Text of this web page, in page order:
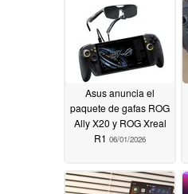
su lanzamiento
07/07/2026
Asus anuncia el
paquete de gafas ROG
Ally X20 y ROG Xreal
R1 06/01/2026